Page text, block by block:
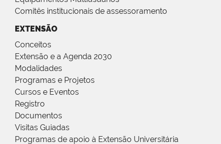
Comitês institucionais de assessoramento
EXTENSÃO
Conceitos
Extensão e a Agenda 2030
Modalidades
Programas e Projetos
Cursos e Eventos
Registro
Documentos
Visitas Guiadas
Programas de apoio à Extensão Universitária